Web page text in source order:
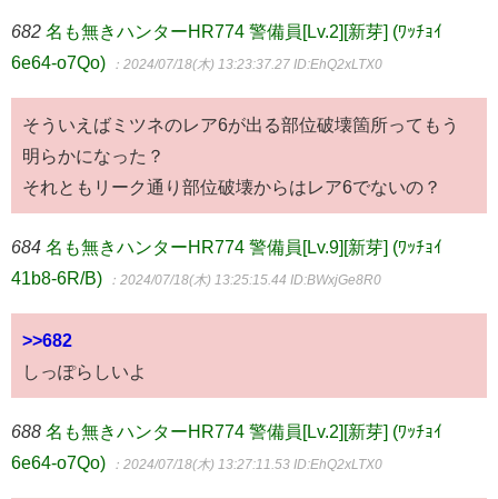
682 名も無きハンターHR774 警備員[Lv.2][新芽] (ﾜｯﾁｮｲ
6e64-o7Qo)
：2024/07/18(木) 13:23:37.27 ID:EhQ2xLTX0
そういえばミツネのレア6が出る部位破壊箇所ってもう
明らかになった？
それともリーク通り部位破壊からはレア6でないの？
684 名も無きハンターHR774 警備員[Lv.9][新芽] (ﾜｯﾁｮｲ
41b8-6R/B)
：2024/07/18(木) 13:25:15.44 ID:BWxjGe8R0
>>682
しっぽらしいよ
688 名も無きハンターHR774 警備員[Lv.2][新芽] (ﾜｯﾁｮｲ
6e64-o7Qo)
：2024/07/18(木) 13:27:11.53 ID:EhQ2xLTX0